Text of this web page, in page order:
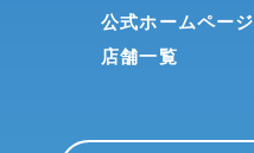
公式ホームページ
店舗一覧